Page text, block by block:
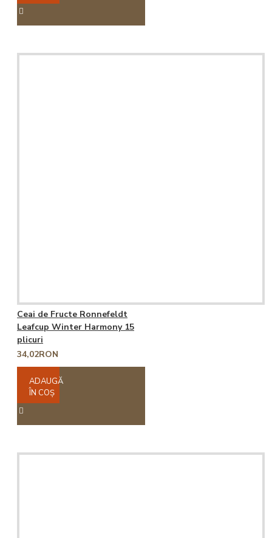
Ceai de Fructe Ronnefeldt
Leafcup Winter Harmony 15
plicuri
34,02RON
ADAUGĂ
ÎN COŞ